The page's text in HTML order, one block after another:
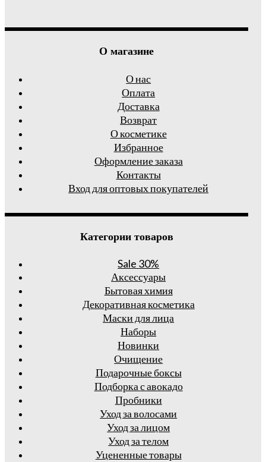
О магазине
О нас
Оплата
Доставка
Возврат
О косметике
Избранное
Оформление заказа
Контакты
Вход для оптовых покупателей
Категории товаров
Sale 30%
Аксессуары
Бытовая химия
Декоративная косметика
Маски для лица
Наборы
Новинки
Очищение
Подарочные боксы
Подборка с авокадо
Пробники
Уход за волосами
Уход за лицом
Уход за телом
Уцененные товары